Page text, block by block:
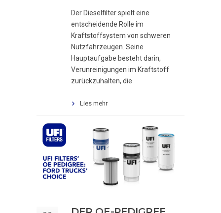
Der Dieselfilter spielt eine
entscheidende Rolle im
Kraftstoffsystem von schweren
Nutzfahrzeugen. Seine
Hauptaufgabe besteht darin,
Verunreinigungen im Kraftstoff
zurückzuhalten, die
Lies mehr